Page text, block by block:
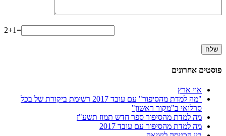
2+1=
פוסטים אחרונים
אוי ארץ
"מה למדת מהסיפור" עם עובד 2017 רשימת ביקורת של בכל
סרלואי ב"מקור ראשון"
מה למדת מהסיפור ספר חדש תמוז תשע"ז
מה למדת מהסיפור עם עובד 2017